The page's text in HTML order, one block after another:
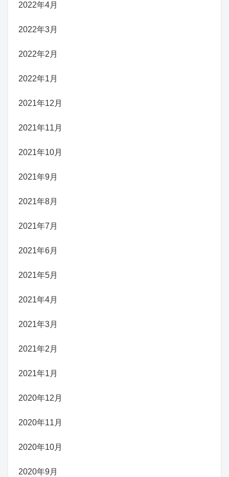
2022年4月
2022年3月
2022年2月
2022年1月
2021年12月
2021年11月
2021年10月
2021年9月
2021年8月
2021年7月
2021年6月
2021年5月
2021年4月
2021年3月
2021年2月
2021年1月
2020年12月
2020年11月
2020年10月
2020年9月